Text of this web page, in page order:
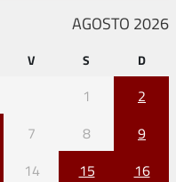
AGOSTO 2026
V S D
1
2
7 8
9
14 15
16